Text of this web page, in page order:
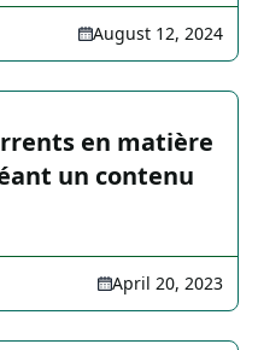
August 12, 2024
en matière
un contenu
April 20, 2023